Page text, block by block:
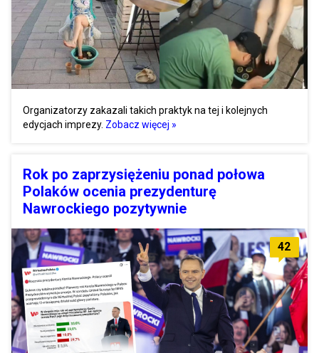
Organizatorzy zakazali takich praktyk na tej i kolejnych
edycjach imprezy. Zobacz więcej »
Rok po zaprzysiężeniu ponad połowa
Polaków ocenia prezydenturę
Nawrockiego pozytywnie
42